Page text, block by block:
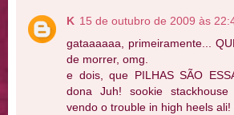
K 15 de outubro de 2009 às
gataaaaaa, primeiramente...
de morrer, omg.
e dois, que PILHAS SÃO
dona Juh! sookie
vendo o trouble in high heels ali!